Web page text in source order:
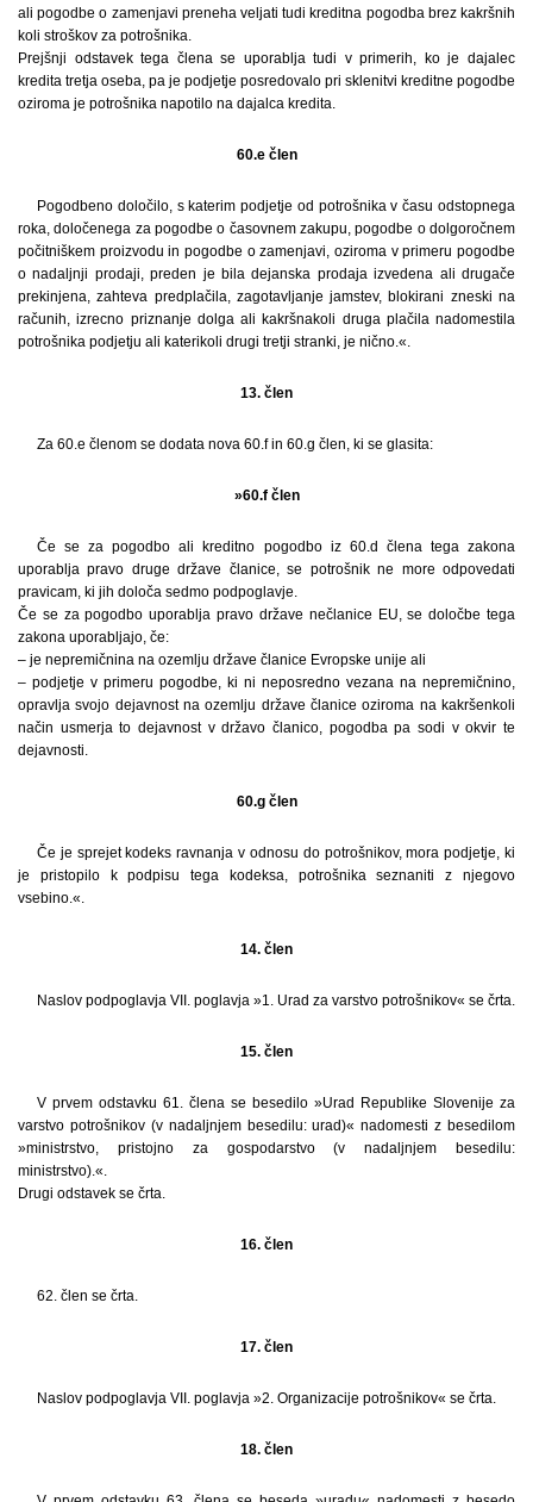
ali pogodbe o zamenjavi preneha veljati tudi kreditna pogodba brez kakršnih
koli stroškov za potrošnika.
Prejšnji odstavek tega člena se uporablja tudi v primerih, ko je dajalec
kredita tretja oseba, pa je podjetje posredovalo pri sklenitvi kreditne pogodbe
oziroma je potrošnika napotilo na dajalca kredita.
60.e člen
Pogodbeno določilo, s katerim podjetje od potrošnika v času odstopnega
roka, določenega za pogodbe o časovnem zakupu, pogodbe o dolgoročnem
počitniškem proizvodu in pogodbe o zamenjavi, oziroma v primeru pogodbe
o nadaljnji prodaji, preden je bila dejanska prodaja izvedena ali drugače
prekinjena, zahteva predplačila, zagotavljanje jamstev, blokirani zneski na
računih, izrecno priznanje dolga ali kakršnakoli druga plačila nadomestila
potrošnika podjetju ali katerikoli drugi tretji stranki, je nično.«.
13. člen
Za 60.e členom se dodata nova 60.f in 60.g člen, ki se glasita:
»60.f člen
Če se za pogodbo ali kreditno pogodbo iz 60.d člena tega zakona
uporablja pravo druge države članice, se potrošnik ne more odpovedati
pravicam, ki jih določa sedmo podpoglavje.
Če se za pogodbo uporablja pravo države nečlanice EU, se določbe tega
zakona uporabljajo, če:
– je nepremičnina na ozemlju države članice Evropske unije ali
– podjetje v primeru pogodbe, ki ni neposredno vezana na nepremičnino,
opravlja svojo dejavnost na ozemlju države članice oziroma na kakršenkoli
način usmerja to dejavnost v državo članico, pogodba pa sodi v okvir te
dejavnosti.
60.g člen
Če je sprejet kodeks ravnanja v odnosu do potrošnikov, mora podjetje, ki
je pristopilo k podpisu tega kodeksa, potrošnika seznaniti z njegovo
vsebino.«.
14. člen
Naslov podpoglavja VII. poglavja »1. Urad za varstvo potrošnikov« se črta.
15. člen
V prvem odstavku 61. člena se besedilo »Urad Republike Slovenije za
varstvo potrošnikov (v nadaljnjem besedilu: urad)« nadomesti z besedilom
»ministrstvo, pristojno za gospodarstvo (v nadaljnjem besedilu:
ministrstvo).«.
Drugi odstavek se črta.
16. člen
62. člen se črta.
17. člen
Naslov podpoglavja VII. poglavja »2. Organizacije potrošnikov« se črta.
18. člen